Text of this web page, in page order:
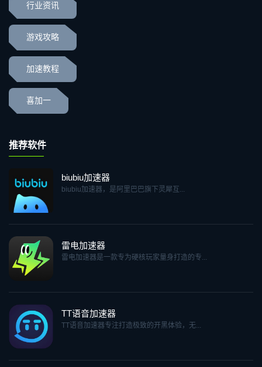
行业资讯
游戏攻略
加速教程
喜加一
推荐软件
biubiu加速器
biubiu加速器，是阿里巴巴旗下灵犀互...
雷电加速器
雷电加速器是一款专为硬核玩家量身打造的专...
TT语音加速器
TT语音加速器专注打造极致的开黑体验，无...